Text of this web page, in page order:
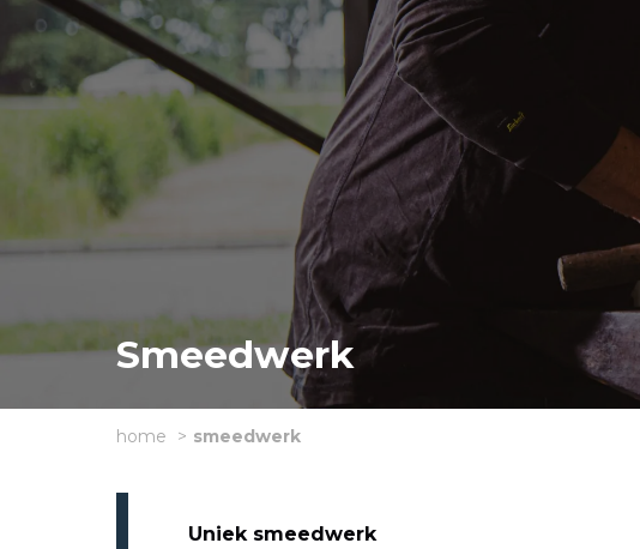
Smeedwerk
home smeedwerk
Uniek smeedwerk